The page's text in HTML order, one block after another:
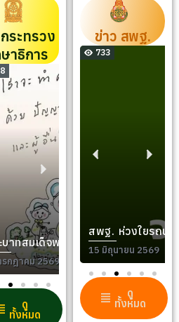
ระทรวง
าธิการ
บาทสมเด็จพระเจ้าอยู่หัว พระราชทา
รกฎาคม 2569
ดู
ทั้งหมด
ข่าว สพฐ.
ดู
ทั้งหมด
ข่าว สพฐ.
ฐ.
733
สพฐ. ห่วงใยรถนัก
15 มิถุนายน 2569